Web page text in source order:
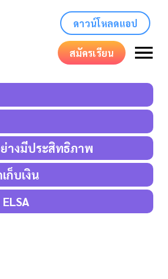
ดาวน์โหลดแอป
สมัครเรียน
ย่างมีประสิทธิภาพ
ก็บเงิน